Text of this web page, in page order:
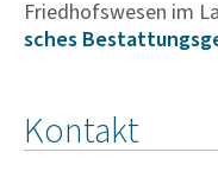
Friedhofswesen im
sches
Kontakt